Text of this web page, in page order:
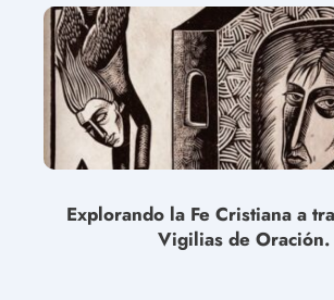
Explorando la Fe Cristiana a
Vigilias de Oración.